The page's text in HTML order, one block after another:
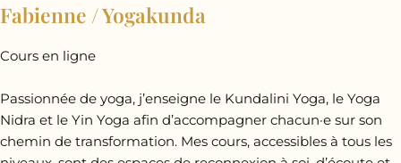
Fabienne / Yogakunda
Cours en ligne
Passionnée de yoga, j’enseigne le Kundalini Yoga, le Yoga
Nidra et le Yin Yoga afin d’accompagner chacun·e sur son
chemin de transformation. Mes cours, accessibles à tous les